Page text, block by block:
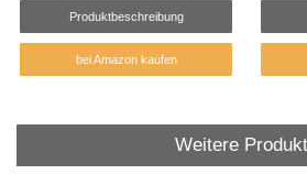
Produktbeschreibung
bei Amazon kaufen
Weitere